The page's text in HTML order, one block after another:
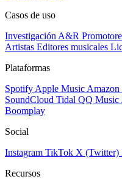
Casos de uso
Investigación A&R
Artistas Editores musicales
Plataformas
Spotify Apple Music
SoundCloud Tidal QQ Music
Boomplay
Social
Instagram TikTok X (Twitter)
Recursos